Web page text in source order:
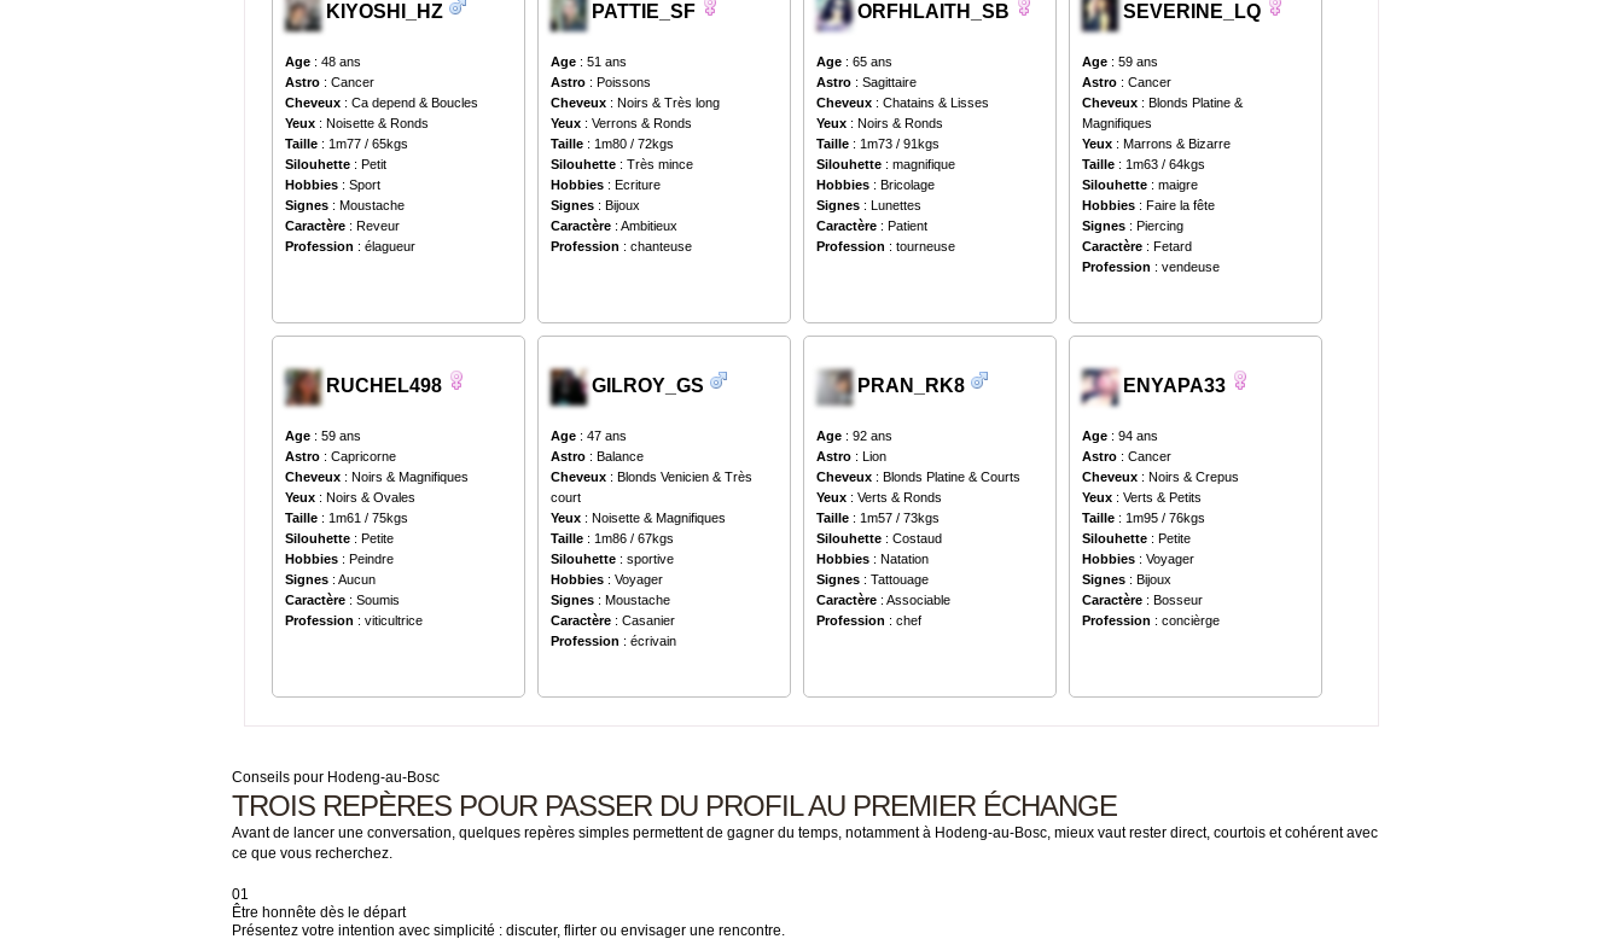
KIYOSHI_HZ
Age : 48 ans
Astro : Cancer
Cheveux : Ca depend & Boucles
Yeux : Noisette & Ronds
Taille : 1m77 / 65kgs
Silouhette : Petit
Hobbies : Sport
Signes : Moustache
Caractère : Reveur
Profession : élagueur
PATTIE_SF
Age : 51 ans
Astro : Poissons
Cheveux : Noirs & Très long
Yeux : Verrons & Ronds
Taille : 1m80 / 72kgs
Silouhette : Très mince
Hobbies : Ecriture
Signes : Bijoux
Caractère : Ambitieux
Profession : chanteuse
ORFHLAITH_SB
Age : 65 ans
Astro : Sagittaire
Cheveux : Chatains & Lisses
Yeux : Noirs & Ronds
Taille : 1m73 / 91kgs
Silouhette : magnifique
Hobbies : Bricolage
Signes : Lunettes
Caractère : Patient
Profession : tourneuse
SEVERINE_LQ
Age : 59 ans
Astro : Cancer
Cheveux : Blonds Platine &
Magnifiques
Yeux : Marrons & Bizarre
Taille : 1m63 / 64kgs
Silouhette : maigre
Hobbies : Faire la fête
Signes : Piercing
Caractère : Fetard
Profession : vendeuse
RUCHEL498
Age : 59 ans
Astro : Capricorne
Cheveux : Noirs & Magnifiques
Yeux : Noirs & Ovales
Taille : 1m61 / 75kgs
Silouhette : Petite
Hobbies : Peindre
Signes : Aucun
Caractère : Soumis
Profession : viticultrice
GILROY_GS
Age : 47 ans
Astro : Balance
Cheveux : Blonds Venicien & Très
court
Yeux : Noisette & Magnifiques
Taille : 1m86 / 67kgs
Silouhette : sportive
Hobbies : Voyager
Signes : Moustache
Caractère : Casanier
Profession : écrivain
PRAN_RK8
Age : 92 ans
Astro : Lion
Cheveux : Blonds Platine & Courts
Yeux : Verts & Ronds
Taille : 1m57 / 73kgs
Silouhette : Costaud
Hobbies : Natation
Signes : Tattouage
Caractère : Associable
Profession : chef
ENYAPA33
Age : 94 ans
Astro : Cancer
Cheveux : Noirs & Crepus
Yeux : Verts & Petits
Taille : 1m95 / 76kgs
Silouhette : Petite
Hobbies : Voyager
Signes : Bijoux
Caractère : Bosseur
Profession : concièrge
Conseils pour Hodeng-au-Bosc
TROIS REPÈRES POUR PASSER DU PROFIL AU PREMIER ÉCHANGE
Avant de lancer une conversation, quelques repères simples permettent de gagner du temps, notamment à Hodeng-au-Bosc, mieux vaut rester direct, courtois et cohérent avec
ce que vous recherchez.
01
Être honnête dès le départ
Présentez votre intention avec simplicité : discuter, flirter ou envisager une rencontre.